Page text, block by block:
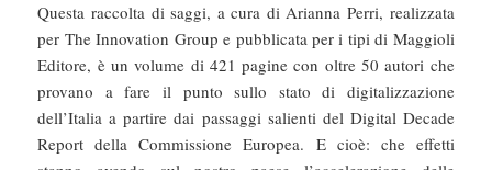
Questa raccolta di saggi, a cura di Arianna Perri, realizzata
per The Innovation Group e pubblicata per i tipi di Maggioli
Editore, è un volume di 421 pagine con oltre 50 autori che
provano a fare il punto sullo stato di digitalizzazione
dell’Italia a partire dai passaggi salienti del Digital Decade
Report della Commissione Europea. E cioè: che effetti